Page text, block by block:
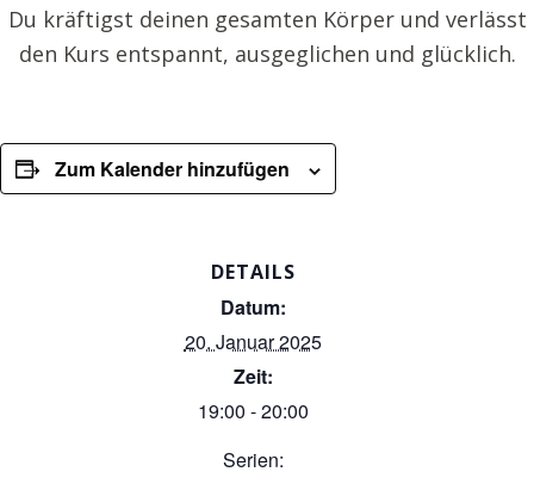
Du kräftigst deinen gesamten Körper und verlässt
den Kurs entspannt, ausgeglichen und glücklich.
Zum Kalender hinzufügen
DETAILS
Datum:
20. Januar 2025
Zeit:
19:00 - 20:00
Serien: